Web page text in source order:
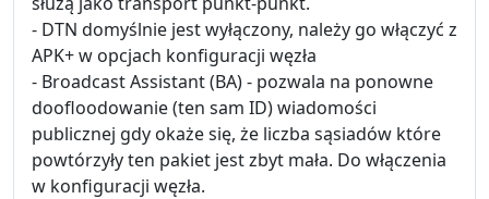
- DTN domyślnie jest wyłączony, należy go włączyć z
APK+ w opcjach konfiguracji węzła
- Broadcast Assistant (BA) - pozwala na ponowne
doofloodowanie (ten sam ID) wiadomości
publicznej gdy okaże się, że liczba sąsiadów które
powtórzyły ten pakiet jest zbyt mała. Do włączenia
w konfiguracji węzła.